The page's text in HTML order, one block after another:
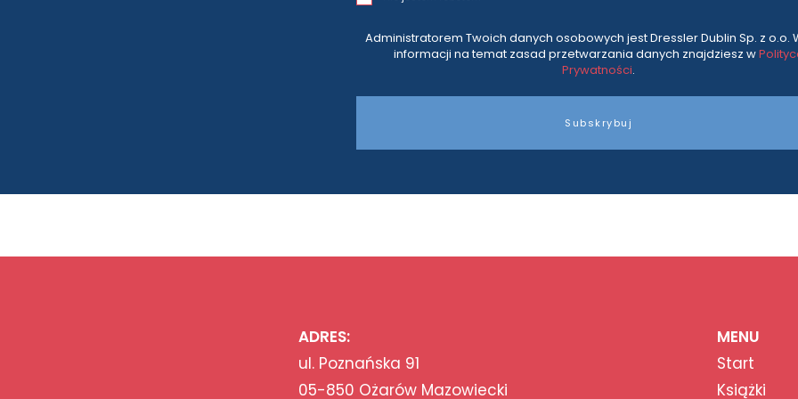
Administratorem Twoich danych osobowych jest Dressler Dublin Sp. z o.o.
informacji na temat zasad przetwarzania danych znajdziesz w
Prywatności.
Subskrybuj
ADRES:
ul. Poznańska 91
05-850 Ożarów Mazowiecki
MENU
Start
Książki